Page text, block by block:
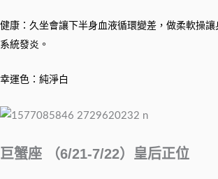
健康：久坐會讓下半身血液循環變差，做柔軟操
系統發炎。
幸運色：純淨白
巨蟹座 （6/21-7/22）皇后正位